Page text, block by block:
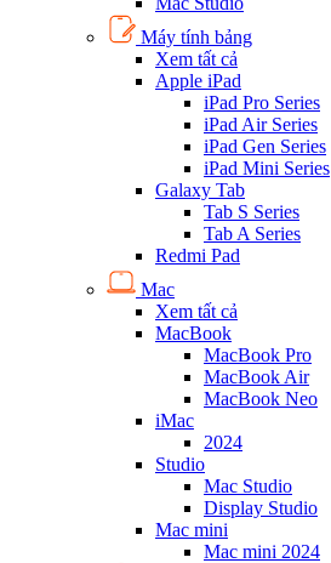
Máy tính bảng
Xem tất cả
Apple iPad
iPad Pro Series
iPad Air Series
iPad Gen Series
iPad Mini Series
Galaxy Tab
Tab S Series
Tab A Series
Redmi Pad
Mac
Xem tất cả
MacBook
MacBook Pro
MacBook Air
MacBook Neo
iMac
2024
Studio
Mac Studio
Display Studio
Mac mini
Mac mini 2024